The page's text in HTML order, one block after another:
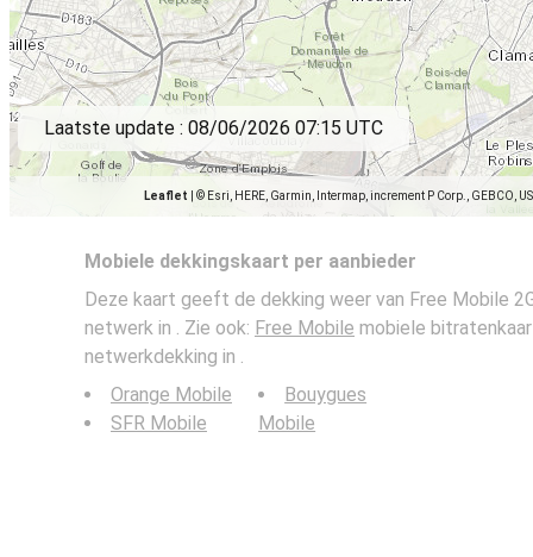
Leaflet © Esri, HERE, Garmin, Intermap, increment P Corp., GEBCO,
Laatste update : 08/06/2026 07:15 UTC
Mobiele dekkingskaart per aanbieder
Deze kaart geeft de dekking weer van Free Mobile
netwerk in . Zie ook: Free Mobile mobiele
netwerkdekking in .
Orange Mobile
SFR Mobile
Bouygues
Mobile